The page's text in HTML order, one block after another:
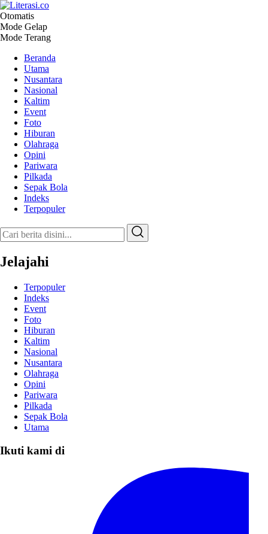
Literasi.co
Pilar Informasi
Otomatis
Mode Gelap
Mode Terang
Beranda
Utama
Nusantara
Nasional
Kaltim
Event
Foto
Hiburan
Olahraga
Opini
Pariwara
Pilkada
Sepak Bola
Indeks
Terpopuler
Jelajahi
Terpopuler
Indeks
Event
Foto
Hiburan
Kaltim
Nasional
Nusantara
Olahraga
Opini
Pariwara
Pilkada
Sepak Bola
Utama
Ikuti kami di